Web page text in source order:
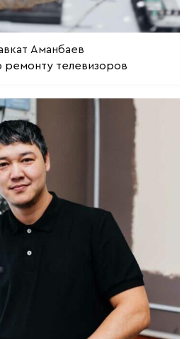
Аманбаев
ремонту телевизоров